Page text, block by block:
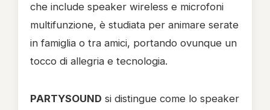
che include speaker wireless e microfoni
multifunzione, è studiata per animare serate
in famiglia o tra amici, portando ovunque un
tocco di allegria e tecnologia.
PARTYSOUND si distingue come lo speaker